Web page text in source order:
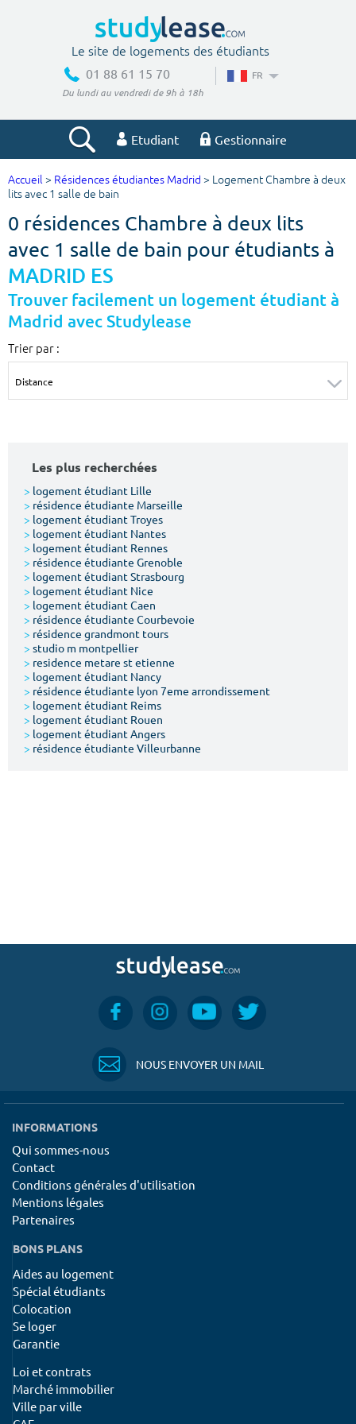
Le site de logements des étudiants
01 88 61 15 70
Du lundi au vendredi de 9h à 18h
FR
Etudiant Gestionnaire
Votre recherche
Ville, école
Budget min
€
Budget max
m² m²
Votre date d'entrée
Chercher
Accueil > Résidences étudiantes Madrid > Logement Chambre à deux
lits avec 1 salle de bain
0 résidences Chambre à deux lits
avec 1 salle de bain pour étudiants à
MADRID ES
Trouver facilement un logement étudiant à
Madrid avec Studylease
Trier par :
Les plus recherchées
> logement étudiant Lille
> résidence étudiante Marseille
> logement étudiant Troyes
> logement étudiant Nantes
> logement étudiant Rennes
> résidence étudiante Grenoble
> logement étudiant Strasbourg
> logement étudiant Nice
> logement étudiant Caen
> résidence étudiante Courbevoie
> résidence grandmont tours
> studio m montpellier
> residence metare st etienne
> logement étudiant Nancy
> résidence étudiante lyon 7eme arrondissement
> logement étudiant Reims
> logement étudiant Rouen
> logement étudiant Angers
> résidence étudiante Villeurbanne
NOUS ENVOYER UN MAIL
INFORMATIONS
Qui sommes-nous
Contact
Conditions générales d'utilisation
Mentions légales
Partenaires
BONS PLANS
Aides au logement
Spécial étudiants
Colocation
Se loger
Garantie
Loi et contrats
Marché immobilier
Ville par ville